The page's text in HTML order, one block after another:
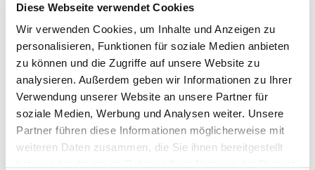
Diese Webseite verwendet Cookies
Wir verwenden Cookies, um Inhalte und Anzeigen zu
personalisieren, Funktionen für soziale Medien anbieten
zu können und die Zugriffe auf unsere Website zu
analysieren. Außerdem geben wir Informationen zu Ihrer
Verwendung unserer Website an unsere Partner für
soziale Medien, Werbung und Analysen weiter. Unsere
Partner führen diese Informationen möglicherweise mit
weiteren Daten zusammen, die Sie ihnen bereitgestellt
Angebote.
Mehr erfahren